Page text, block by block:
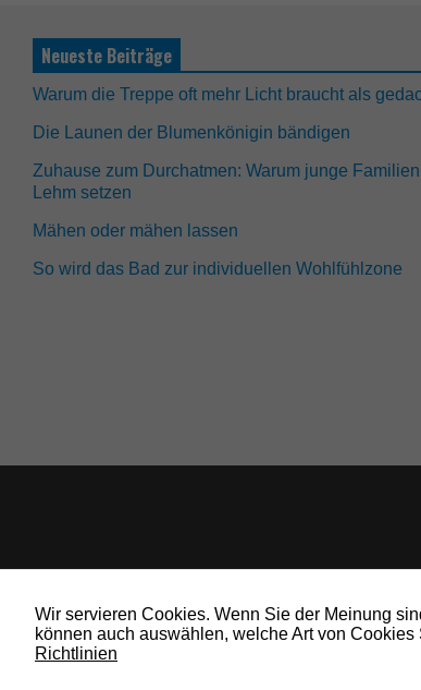
Neueste Beiträge
Warum die Treppe oft mehr Licht braucht als
Die Launen der Blumenkönigin bändigen
Zuhause zum Durchatmen: Warum junge
Lehm setzen
Mähen oder mähen lassen
So wird das Bad zur individuellen Wohlfühlzone
© 2019 Bauland Magazin Wolfenbüttel, Braunschweig, Peine &
Wir servieren Cookies. Wenn Sie der Meinung
können auch auswählen, welche Art von
Richtlinien